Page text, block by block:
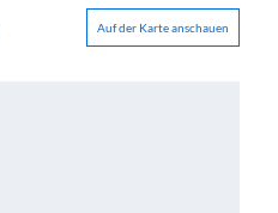
Auf der Karte anschauen